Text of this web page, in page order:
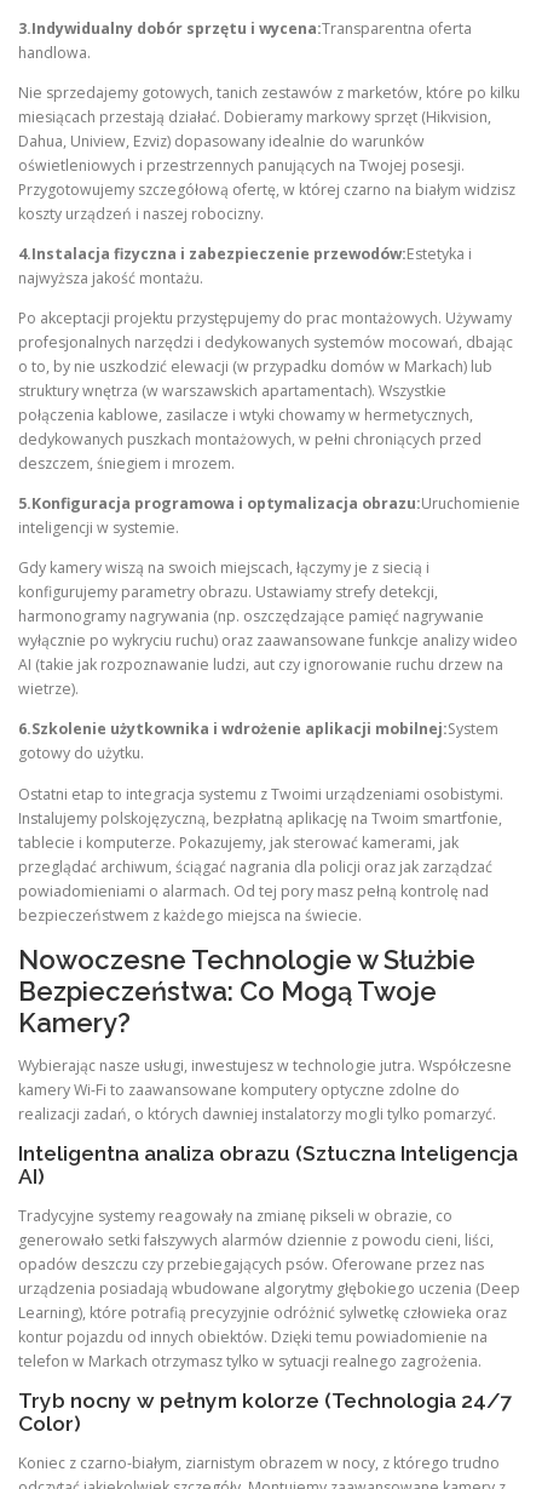
3.Indywidualny dobór sprzętu i wycena:Transparentna oferta
handlowa.
Nie sprzedajemy gotowych, tanich zestawów z marketów, które po kilku
miesiącach przestają działać. Dobieramy markowy sprzęt (Hikvision,
Dahua, Uniview, Ezviz) dopasowany idealnie do warunków
oświetleniowych i przestrzennych panujących na Twojej posesji.
Przygotowujemy szczegółową ofertę, w której czarno na białym widzisz
koszty urządzeń i naszej robocizny.
4.Instalacja fizyczna i zabezpieczenie przewodów:Estetyka i
najwyższa jakość montażu.
Po akceptacji projektu przystępujemy do prac montażowych. Używamy
profesjonalnych narzędzi i dedykowanych systemów mocowań, dbając
o to, by nie uszkodzić elewacji (w przypadku domów w Markach) lub
struktury wnętrza (w warszawskich apartamentach). Wszystkie
połączenia kablowe, zasilacze i wtyki chowamy w hermetycznych,
dedykowanych puszkach montażowych, w pełni chroniących przed
deszczem, śniegiem i mrozem.
5.Konfiguracja programowa i optymalizacja obrazu:Uruchomienie
inteligencji w systemie.
Gdy kamery wiszą na swoich miejscach, łączymy je z siecią i
konfigurujemy parametry obrazu. Ustawiamy strefy detekcji,
harmonogramy nagrywania (np. oszczędzające pamięć nagrywanie
wyłącznie po wykryciu ruchu) oraz zaawansowane funkcje analizy wideo
AI (takie jak rozpoznawanie ludzi, aut czy ignorowanie ruchu drzew na
wietrze).
6.Szkolenie użytkownika i wdrożenie aplikacji mobilnej:System
gotowy do użytku.
Ostatni etap to integracja systemu z Twoimi urządzeniami osobistymi.
Instalujemy polskojęzyczną, bezpłatną aplikację na Twoim smartfonie,
tablecie i komputerze. Pokazujemy, jak sterować kamerami, jak
przeglądać archiwum, ściągać nagrania dla policji oraz jak zarządzać
powiadomieniami o alarmach. Od tej pory masz pełną kontrolę nad
bezpieczeństwem z każdego miejsca na świecie.
Nowoczesne Technologie w Służbie
Bezpieczeństwa: Co Mogą Twoje
Kamery?
Wybierając nasze usługi, inwestujesz w technologie jutra. Współczesne
kamery Wi-Fi to zaawansowane komputery optyczne zdolne do
realizacji zadań, o których dawniej instalatorzy mogli tylko pomarzyć.
Inteligentna analiza obrazu (Sztuczna Inteligencja
AI)
Tradycyjne systemy reagowały na zmianę pikseli w obrazie, co
generowało setki fałszywych alarmów dziennie z powodu cieni, liści,
opadów deszczu czy przebiegających psów. Oferowane przez nas
urządzenia posiadają wbudowane algorytmy głębokiego uczenia (Deep
Learning), które potrafią precyzyjnie odróżnić sylwetkę człowieka oraz
kontur pojazdu od innych obiektów. Dzięki temu powiadomienie na
telefon w Markach otrzymasz tylko w sytuacji realnego zagrożenia.
Tryb nocny w pełnym kolorze (Technologia 24/7
Color)
Koniec z czarno-białym, ziarnistym obrazem w nocy, z którego trudno